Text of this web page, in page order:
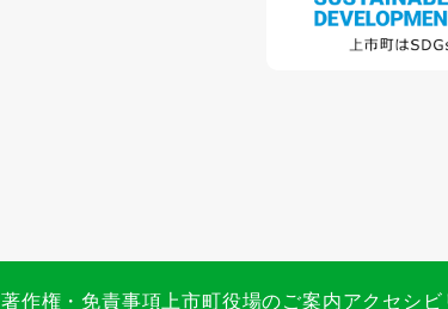
著作権・免責事項 上市町役場のご案内アクセシビ